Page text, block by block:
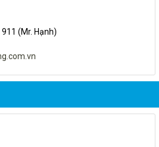
(Mr. Hạnh)